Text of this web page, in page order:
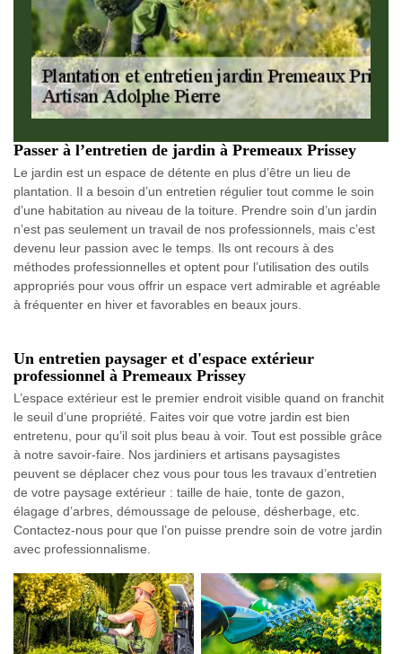
Passer à l’entretien de jardin à Premeaux Prissey
Le jardin est un espace de détente en plus d’être un lieu de
plantation. Il a besoin d’un entretien régulier tout comme le soin
d’une habitation au niveau de la toiture. Prendre soin d’un jardin
n’est pas seulement un travail de nos professionnels, mais c’est
devenu leur passion avec le temps. Ils ont recours à des
méthodes professionnelles et optent pour l’utilisation des outils
appropriés pour vous offrir un espace vert admirable et agréable
à fréquenter en hiver et favorables en beaux jours.
Un entretien paysager et d'espace extérieur
professionnel à Premeaux Prissey
L’espace extérieur est le premier endroit visible quand on franchit
le seuil d’une propriété. Faites voir que votre jardin est bien
entretenu, pour qu’il soit plus beau à voir. Tout est possible grâce
à notre savoir-faire. Nos jardiniers et artisans paysagistes
peuvent se déplacer chez vous pour tous les travaux d’entretien
de votre paysage extérieur : taille de haie, tonte de gazon,
élagage d’arbres, démoussage de pelouse, désherbage, etc.
Contactez-nous pour que l’on puisse prendre soin de votre jardin
avec professionnalisme.